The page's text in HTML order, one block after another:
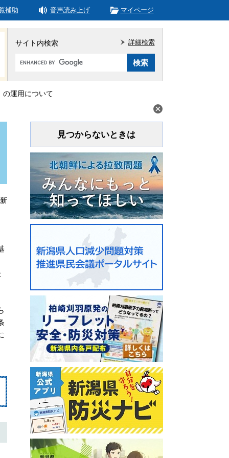
補助 音声読み上げ マイページ
サイト内検索
Google
タ
ム
詳細検索
の運用について
見つからないときは